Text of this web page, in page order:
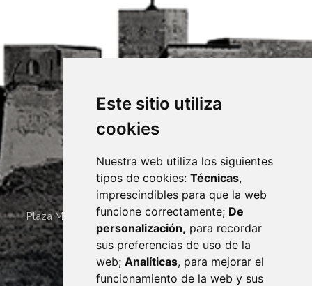
Este sitio utiliza
cookies
Nuestra web utiliza los siguientes
tipos de cookies: Técnicas,
imprescindibles para que la web
funcione correctamente; De
personalización, para recordar
sus preferencias de uso de la
web; Analíticas, para mejorar el
funcionamiento de la web y sus
Plaza Mayor 4 22400 MONZÓN - ARAGÓN (ESPAÑA)
· (34) 974 400 700 ·
sac@monzon.es
monzon.es